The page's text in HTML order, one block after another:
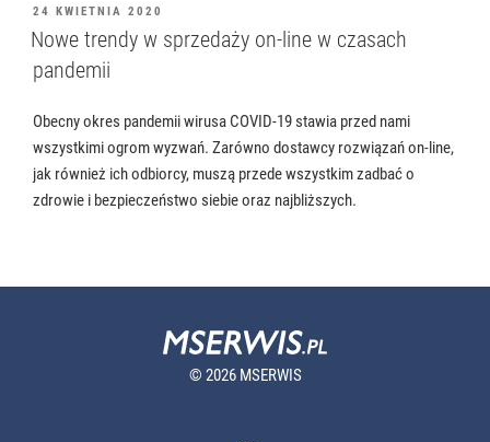
OPUBLIKOWANE
W
24 KWIETNIA 2020
Nowe trendy w sprzedaży on-line w czasach
pandemii
Obecny okres pandemii wirusa COVID-19 stawia przed nami
wszystkimi ogrom wyzwań. Zarówno dostawcy rozwiązań on-line,
jak również ich odbiorcy, muszą przede wszystkim zadbać o
zdrowie i bezpieczeństwo siebie oraz najbliższych.
© 2026 MSERWIS